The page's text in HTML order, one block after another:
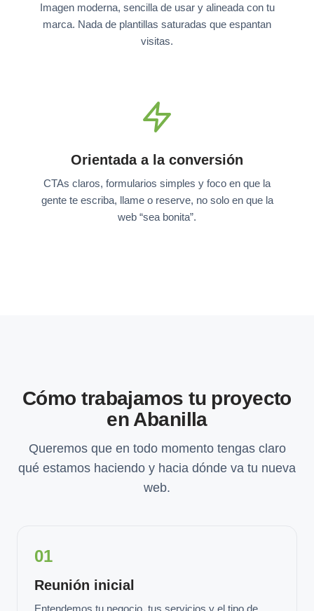
Imagen moderna, sencilla de usar y alineada con tu
marca. Nada de plantillas saturadas que espantan
visitas.
Orientada a la conversión
CTAs claros, formularios simples y foco en que la
gente te escriba, llame o reserve, no solo en que la
web “sea bonita”.
Cómo trabajamos tu proyecto
en Abanilla
Queremos que en todo momento tengas claro
qué estamos haciendo y hacia dónde va tu nueva
web.
01
Reunión inicial
Entendemos tu negocio, tus servicios y el tipo de